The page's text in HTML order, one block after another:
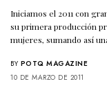
Iniciamos el 2011 con
su primera producción
mujeres, sumando así
BY POTQ MAGAZINE
10 DE MARZO DE 2011